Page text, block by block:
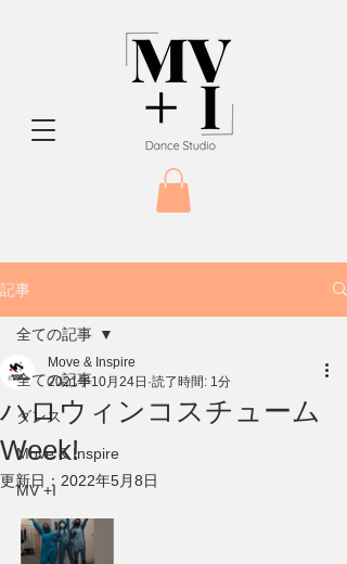
記事
全ての記事
ダンス
Move & Inspire
MV +I
全ての記事
ハロウィンコスチューム
Week!
Move & Inspire
2021年10月24日 読了時間: 1分
更新日： 2022年5月8日